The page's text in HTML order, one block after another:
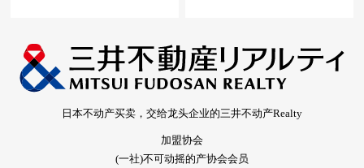
日本不动产买卖，交给龙头企业的三井不动产Realty
加盟协会
(一社)不可动摇的产协会会员